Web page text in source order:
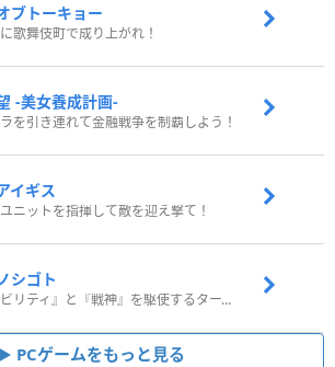
ブトーキョー
歌舞伎町で成り上がれ！
-美女養成計画-
を引き連れて金融戦争を制覇しよう！
イギス
ニットを指揮して敵を迎え撃て！
シゴト
武器の『アビリティ』と『戦神』を駆使するターン制コマンドバトルRPG！
PCゲームをもっと見る